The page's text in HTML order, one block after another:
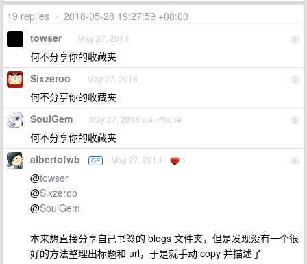
19 replies • 2018-05-28 19:27:59 +08:00
1
towser May 27, 2018
何不分亨你的收藏夹
2
Sixzeroo May 27, 2018
何不分亨你的收藏夹
3
SoulGem May 27, 2018 via iPhone
何不分亨你的收藏夹
4
albertofwb OP May 27, 2018 1
@towser
@Sixzeroo
@SoulGem
本来想直接分享自己书签的 blogs 文件夹，但是发现没有一个很
好的方法整理出标题和 url，于是就手动 copy 并描述了